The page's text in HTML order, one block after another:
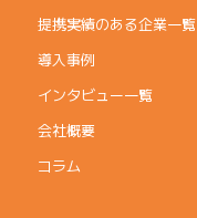
提携実績のある企業一覧
導入事例
インタビュー一覧
会社概要
コラム